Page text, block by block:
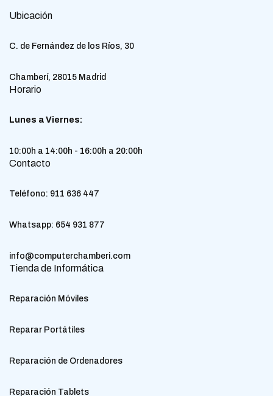
Ubicación
C. de Fernández de los Ríos, 30
Chamberí, 28015 Madrid
Horario
Lunes a Viernes:
10:00h a 14:00h - 16:00h a 20:00h
Contacto
Teléfono: 911 636 447
Whatsapp: 654 931 877
info@computerchamberi.com
Tienda de Informática
Reparación Móviles
Reparar Portátiles
Reparación de Ordenadores
Reparación Tablets